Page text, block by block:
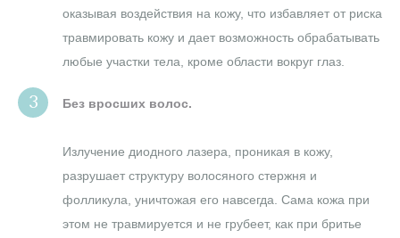
оказывая воздействия на кожу, что избавляет от риска
травмировать кожу и дает возможность обрабатывать
любые участки тела, кроме области вокруг глаз.
Без вросших волос.
Излучение диодного лазера, проникая в кожу,
разрушает структуру волосяного стержня и
фолликула, уничтожая его навсегда. Сама кожа при
этом не травмируется и не грубеет, как при бритье